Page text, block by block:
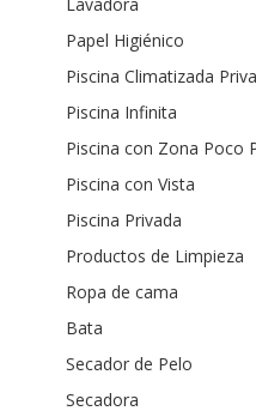
Papel Higiénico
Piscina Climatizada
Piscina Infinita
Piscina con Zona Poco
Piscina con Vista
Piscina Privada
Productos de Limpieza
Ropa de cama
Bata
Secador de Pelo
Secadora